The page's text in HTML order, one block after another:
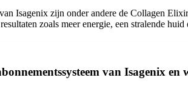
Isagenix zijn onder andere de Collagen
zoals meer energie, een stralende
van Isagenix